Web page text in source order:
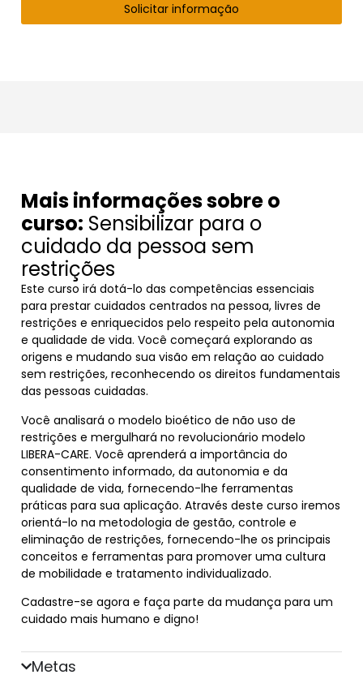
Solicitar informação
Mais informações sobre o
curso: Sensibilizar para o
cuidado da pessoa sem
restrições
Este curso irá dotá-lo das competências essenciais
para prestar cuidados centrados na pessoa, livres de
restrições e enriquecidos pelo respeito pela autonomia
e qualidade de vida. Você começará explorando as
origens e mudando sua visão em relação ao cuidado
sem restrições, reconhecendo os direitos fundamentais
das pessoas cuidadas.
Você analisará o modelo bioético de não uso de
restrições e mergulhará no revolucionário modelo
LIBERA-CARE. Você aprenderá a importância do
consentimento informado, da autonomia e da
qualidade de vida, fornecendo-lhe ferramentas
práticas para sua aplicação. Através deste curso iremos
orientá-lo na metodologia de gestão, controle e
eliminação de restrições, fornecendo-lhe os principais
conceitos e ferramentas para promover uma cultura
de mobilidade e tratamento individualizado.
Cadastre-se agora e faça parte da mudança para um
cuidado mais humano e digno!
Metas